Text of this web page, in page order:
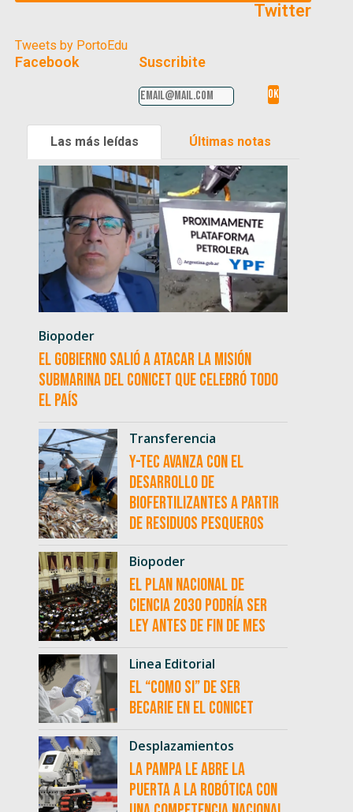
Twitter
Tweets by PortoEdu
Facebook Suscribite
Las más leídas Últimas notas
Biopoder
El Gobierno salió a atacar la misión
submarina del CONICET que celebró todo
el país
Transferencia
Y-TEC avanza con el
desarrollo de
biofertilizantes a partir
de residuos pesqueros
Biopoder
El Plan Nacional de
Ciencia 2030 podría ser
ley antes de fin de mes
Linea Editorial
El “como si” de ser
becarie en el CONICET
Desplazamientos
La Pampa le abre la
puerta a la robótica con